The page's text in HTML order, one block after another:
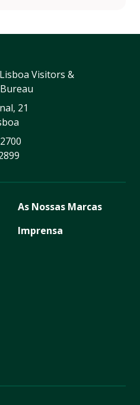
Visitors &
21
As Nossas Marcas
Imprensa